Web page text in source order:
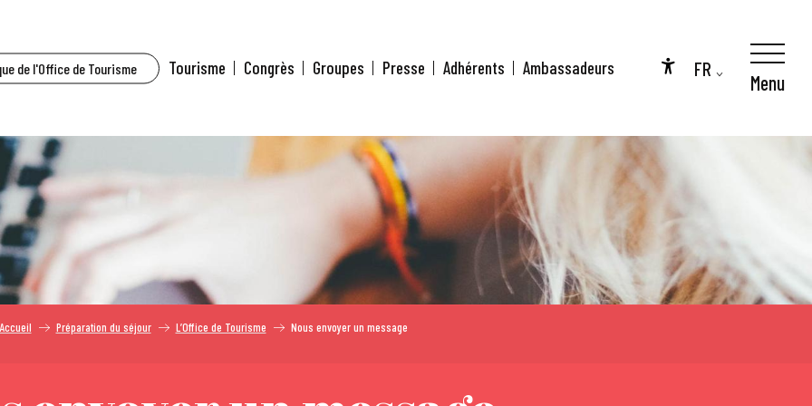
de l'Office de Tourisme
Accessibilité
FR
Tourisme Congrès Groupes Presse Adhérents Ambassadeurs
Menu
Accueil Préparation du séjour L’Office de Tourisme Nous envoyer un message